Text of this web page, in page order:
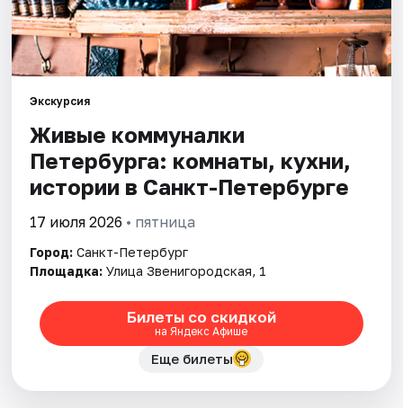
Спорт
События
Города
Площадки
Артисты
Рейтинги
Экскурсия
Живые коммуналки
Петербурга: комнаты, кухни,
истории в Санкт-Петербурге
17 июля 2026 • пятница
Город: Санкт-Петербург
Площадка: Улица Звенигородская, 1
Билеты со скидкой
на Яндекс Афише
Еще билеты